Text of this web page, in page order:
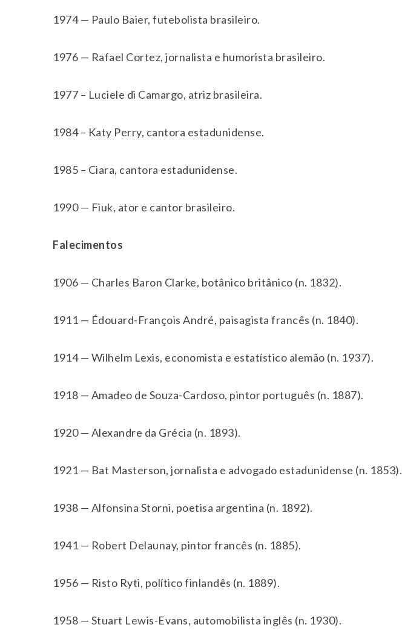
1974 — Paulo Baier, futebolista brasileiro.
1976 — Rafael Cortez, jornalista e humorista brasileiro.
1977 – Luciele di Camargo, atriz brasileira.
1984 – Katy Perry, cantora estadunidense.
1985 – Ciara, cantora estadunidense.
1990 — Fiuk, ator e cantor brasileiro.
Falecimentos
1906 — Charles Baron Clarke, botânico britânico (n. 1832).
1911 — Édouard-François André, paisagista francês (n. 1840).
1914 — Wilhelm Lexis, economista e estatístico alemão (n. 1937).
1918 — Amadeo de Souza-Cardoso, pintor português (n. 1887).
1920 — Alexandre da Grécia (n. 1893).
1921 — Bat Masterson, jornalista e advogado estadunidense (n. 1853).
1938 — Alfonsina Storni, poetisa argentina (n. 1892).
1941 — Robert Delaunay, pintor francês (n. 1885).
1956 — Risto Ryti, político finlandês (n. 1889).
1958 — Stuart Lewis-Evans, automobilista inglês (n. 1930).